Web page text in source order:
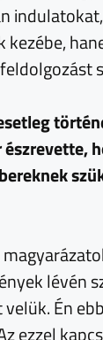
kezébe,
lévén
Én
ezzel